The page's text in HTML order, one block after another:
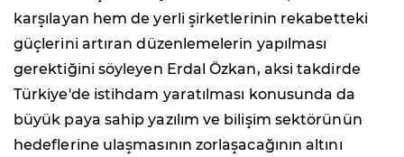
karşılayan hem de yerli şirketlerinin rekabetteki
güçlerini artıran düzenlemelerin yapılması
gerektiğini söyleyen Erdal Özkan, aksi takdirde
Türkiye'de istihdam yaratılması konusunda da
büyük paya sahip yazılım ve bilişim sektörünün
hedeflerine ulaşmasının zorlaşacağının altını